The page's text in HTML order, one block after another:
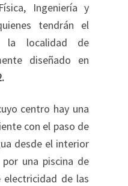
Ingeniería y
tendrán el
la localidad de
diseñado en
centro hay una
con el paso de
desde el interior
una piscina de
electricidad de las